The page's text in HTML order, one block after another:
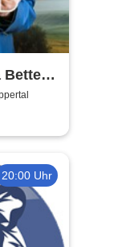
Better
20:00 Uhr